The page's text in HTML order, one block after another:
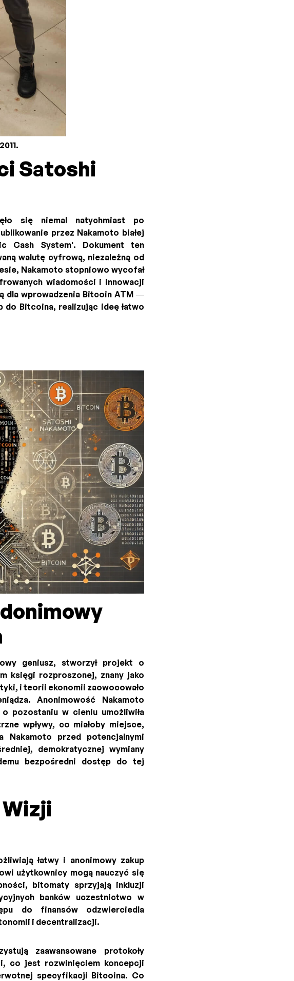
Satoshi
się niemal natychmiast po
przez Nakamoto białej
Cash System'. Dokument ten
walutę cyfrową, niezależną od
Nakamoto stopniowo wycofał
wiadomości i innowacji
dla wprowadzenia Bitcoin ATM —
Bitcoina, realizując ideę łatwo
geniusz, stworzył projekt o
księgi rozproszonej, znany jako
i teorii ekonomii zaowocowało
Anonimowość Nakamoto
pozostaniu w cieniu umożliwiła
wpływy, co miałoby miejsce,
Nakamoto przed potencjalnymi
demokratycznej wymiany
bezpośredni dostęp do tej
łatwy i anonimowy zakup
użytkownicy mogą nauczyć się
bitomaty sprzyjają inkluzji
banków uczestnictwo w
do finansów odzwierciedla
i decentralizacji.
zaawansowane protokoły
co jest rozwinięciem koncepcji
specyfikacji Bitcoina. Co